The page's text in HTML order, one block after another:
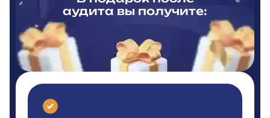
аудита вы получите: